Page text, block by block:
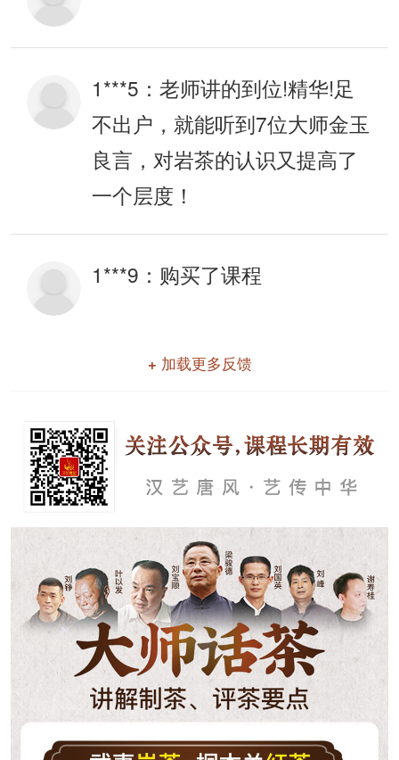
1***5： 老师讲的到位!精华!足
不出户，就能听到7位大师金玉
良言，对岩茶的认识又提高了
一个层度！
1***9： 购买了课程
+ 加载更多反馈